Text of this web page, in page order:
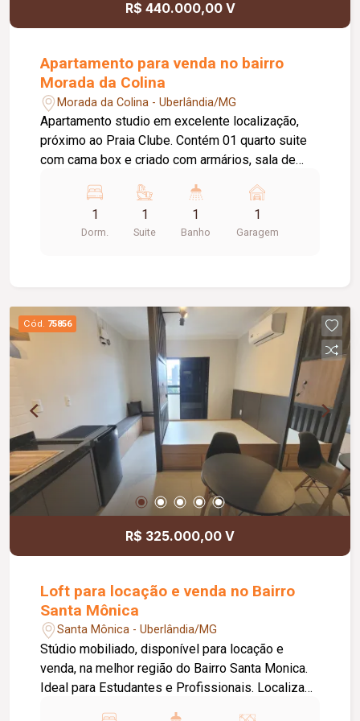
R$ 440.000,00 V
Apartamento para venda no bairro
Morada da Colina
Morada da Colina - Uberlândia/MG
Apartamento studio em excelente localização,
próximo ao Praia Clube. Contém 01 quarto suite
com cama box e criado com armários, sala de
banheiro com box blindex, armário sob pia e
espelho, cozinha planejada com armários,
cooktop, coifa, micro-ondas e frigobar, área de
1
Dorm.
1
Suite
1
Banho
1
Garagem
Cód. 75856
R$ 325.000,00 V
Loft para locação e venda no Bairro
Santa Mônica
Santa Mônica - Uberlândia/MG
Stúdio mobiliado, disponível para locação e
venda, na melhor região do Bairro Santa Monica.
Ideal para Estudantes e Profissionais. Localizado